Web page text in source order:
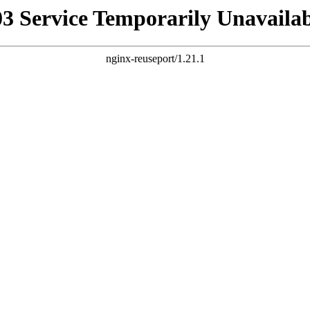
Service Temporarily
nginx-reuseport/1.21.1